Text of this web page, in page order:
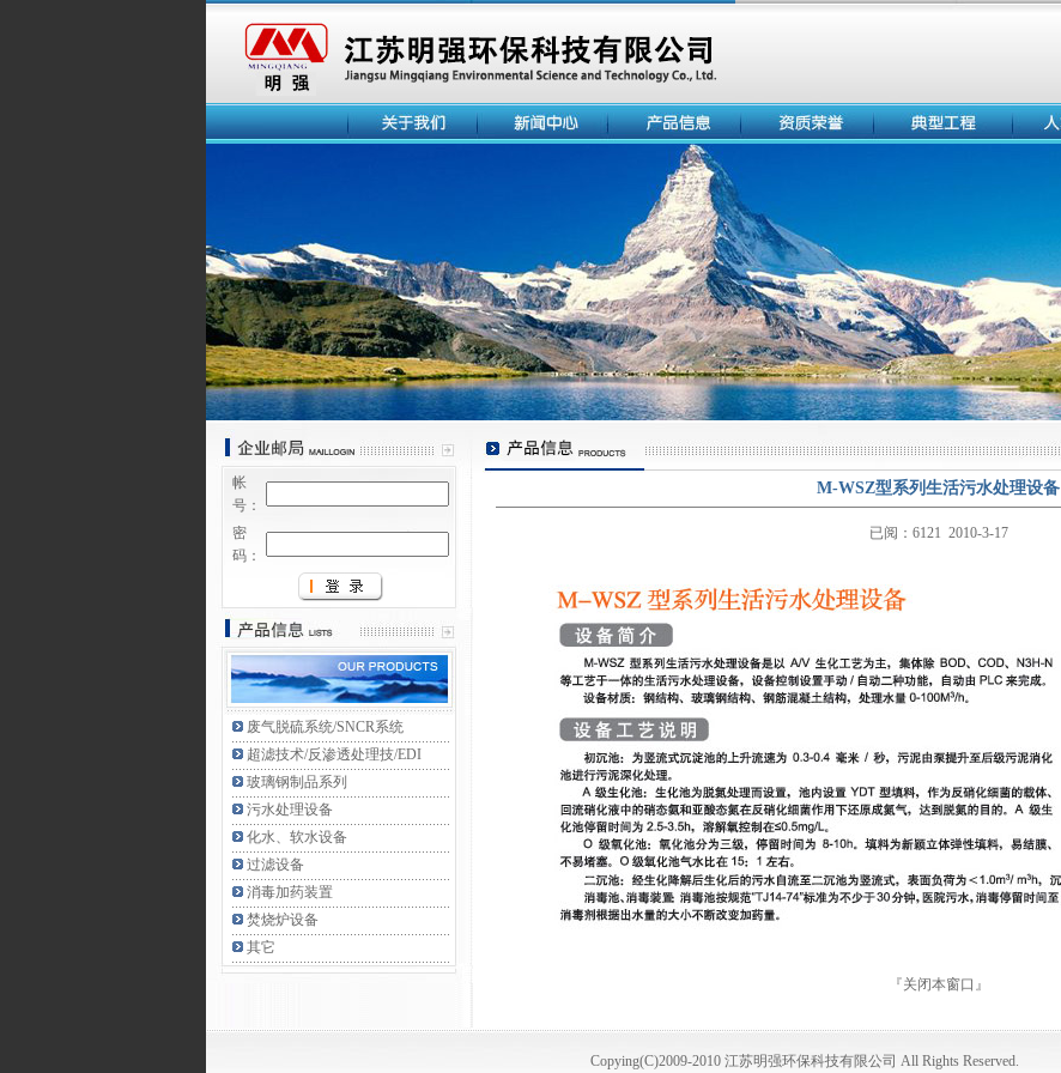
帐
号：
密
码：
废气脱硫系统/SNCR系统
超滤技术/反渗透处理技/EDI
玻璃钢制品系列
污水处理设备
化水、软水设备
过滤设备
消毒加药装置
焚烧炉设备
其它
M-WSZ型系列生活污水处理设备
已阅：6121 2010-3-17
『关闭本窗口 』
Copying(C)2009-2010 江苏明强环保科技有限公司 All Rights Reserved.